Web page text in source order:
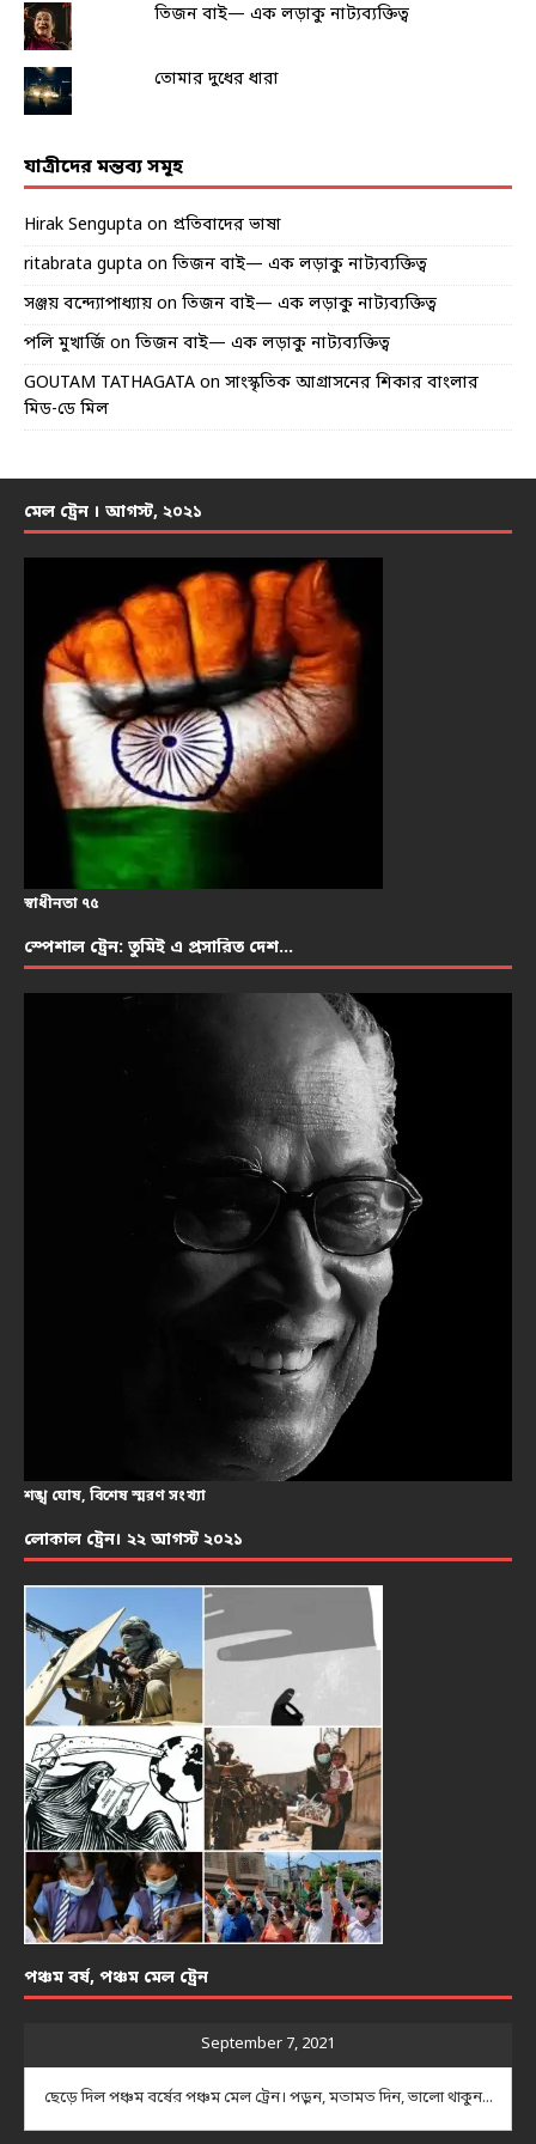
তিজন বাই— এক লড়াকু নাট্যব্যক্তিত্ব
তোমার দুধের ধারা
যাত্রীদের মন্তব্য সমূহ
Hirak Sengupta on প্রতিবাদের ভাষা
ritabrata gupta on তিজন বাই— এক লড়াকু নাট্যব্যক্তিত্ব
সঞ্জয় বন্দ্যোপাধ্যায় on তিজন বাই— এক লড়াকু নাট্যব্যক্তিত্ব
পলি মুখার্জি on তিজন বাই— এক লড়াকু নাট্যব্যক্তিত্ব
GOUTAM TATHAGATA on সাংস্কৃতিক আগ্রাসনের শিকার বাংলার
মিড-ডে মিল
মেল ট্রেন । আগস্ট, ২০২১
স্বাধীনতা ৭৫
স্পেশাল ট্রেন: তুমিই এ প্রসারিত দেশ…
শঙ্খ ঘোষ, বিশেষ স্মরণ সংখ্যা
লোকাল ট্রেন। ২২ আগস্ট ২০২১
পঞ্চম বর্ষ, পঞ্চম মেল ট্রেন
September 7, 2021
ছেড়ে দিল পঞ্চম বর্ষের পঞ্চম মেল ট্রেন। পড়ুন, মতামত দিন, ভালো থাকুন...